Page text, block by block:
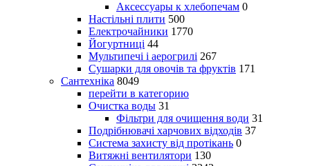
Аксессуары к хлебопечам 0
Настільні плити 500
Електрочайники 1770
Йогуртниці 44
Мультипечі і аерогрилі 267
Сушарки для овочів та фруктів 171
Сантехніка 8049
перейти в категорию
Очистка воды 31
Фільтри для очищення води 31
Подрібнювачі харчових відходів 37
Система захисту від протікань 0
Витяжні вентилятори 130